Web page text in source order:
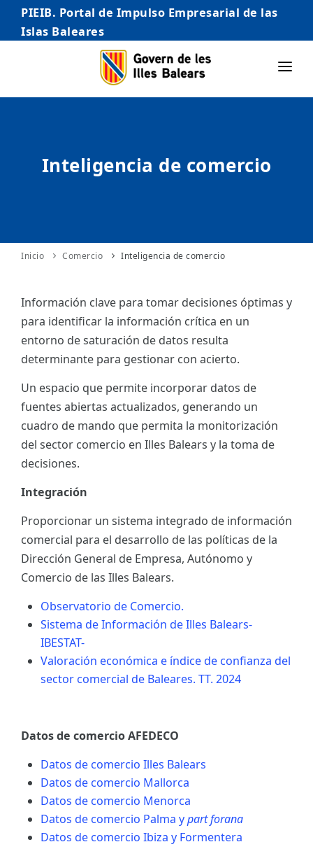
PIEIB. Portal de Impulso Empresarial de las
Islas Baleares
INICIO
AUTÓNOMO/AUTÓNOMA
INTERNACIONALIZACIÓN
ES
Inteligencia de comercio
Inicio Comercio Inteligencia de comercio
Información clave para tomar decisiones óptimas y
para identificar la información crítica en un
entorno de saturación de datos resulta
determinante para gestionar con acierto.
Un espacio que permite incorporar datos de
fuentes abiertas actualizados, generando un
cuadro de mando que permita la monitorización
del sector comercio en Illes Balears y la toma de
decisiones.
Integración
Proporcionar un sistema integrado de información
comercial para el desarrollo de las políticas de la
Dirección General de Empresa, Autónomo y
Comercio de las Illes Balears.
Observatorio de Comercio.
Sistema de Información de Illes Balears-
IBESTAT-
Valoración económica e índice de confianza del
sector comercial de Baleares. TT. 2024
Datos de comercio AFEDECO
Datos de comercio Illes Balears
Datos de comercio Mallorca
Datos de comercio Menorca
Datos de comercio Palma ypart forana
Datos de comercio Ibiza y Formentera